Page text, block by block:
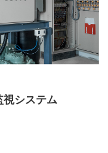
視システム